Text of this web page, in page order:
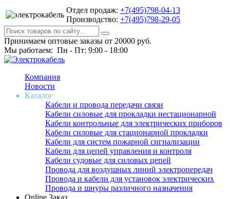
Отдел продаж: +7(495)798-04-13
Производство: +7(495)798-29-05
Принимаем оптовые заказы от 20000 руб.
Мы работаем: Пн - Пт: 9:00 - 18:00
Компания
Новости
Каталог
Кабели и провода передачи связи
Кабели силовые для прокладки нестационарной
Кабели контрольные для электрических приборов
Кабели силовые для стационарной прокладки
Кабели для систем пожарной сигнализации
Кабели для цепей управления и контроля
Кабели судовые для силовых цепей
Провода для воздушных линий электропередач
Провода и кабели для установок электрических
Провода и шнуры различного назначения
Online Заказ